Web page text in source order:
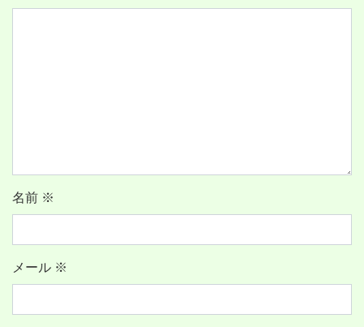
名前 ※
メール ※